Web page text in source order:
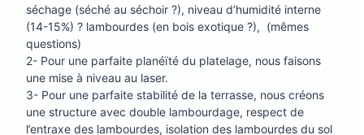
séchage (séché au séchoir ?), niveau d’humidité interne
(14-15%) ? lambourdes (en bois exotique ?), (mêmes
questions)
2- Pour une parfaite planéïté du platelage, nous faisons
une mise à niveau au laser.
3- Pour une parfaite stabilité de la terrasse, nous créons
une structure avec double lambourdage, respect de
l’entraxe des lambourdes, isolation des lambourdes du sol